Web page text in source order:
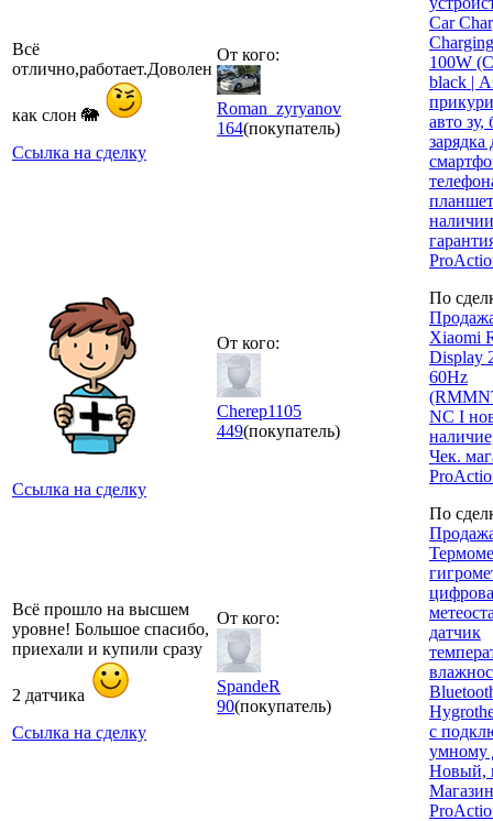
Всё
отлично,работает.Доволен
как слон 🐘
Ссылка на сделку
От кого:
Roman_zyryanov
164(покупатель)
Car
100W
black |
авто зу,
зарядка
Ссылка на сделку
От кого:
Cherep1105
449(покупатель)
По
Xiaomi
Display
60Hz
NC I
Чек.
Всё прошло на высшем
уровне! Большое спасибо,
приехали и купили сразу
2 датчика
Ссылка на сделку
От кого:
SpandeR
90(покупатель)
По
датчик
с
умному
Новый,
Магазин